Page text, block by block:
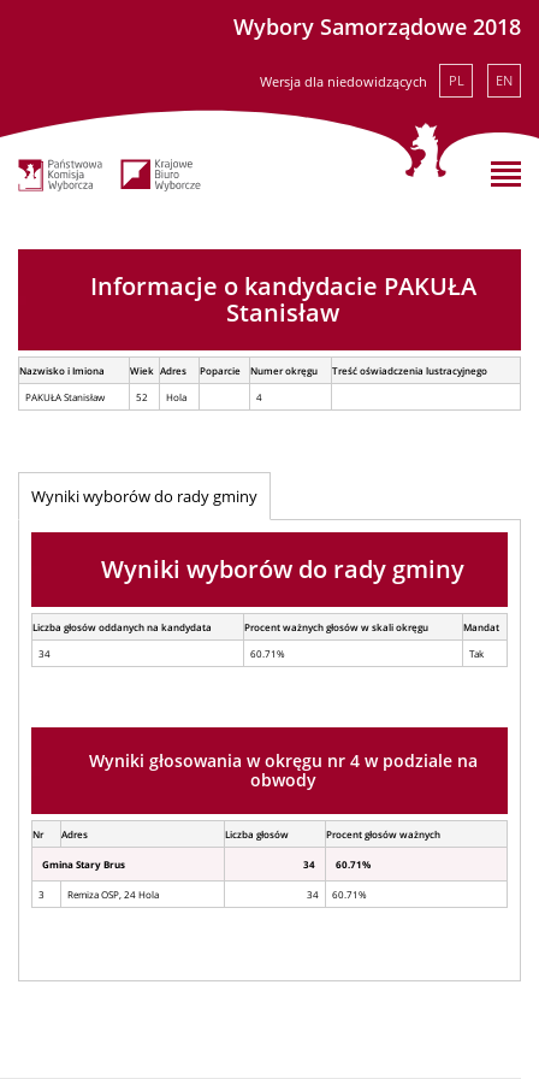
Wybory Samorządowe 2018
Wersja dla niedowidzących PL EN
Informacje o kandydacie PAKUŁA
Stanisław
Nazwisko i Imiona Wiek Adres Poparcie Numer okręgu
Treść oświadczenia lustracyjnego
PAKUŁA Stanisław
52 Hola 4
Wyniki wyborów do rady gminy
Wyniki wyborów do rady gminy
Liczba głosów oddanych na kandydata Procent ważnych głosów w skali okręgu
Mandat
34
60.71% Tak
Wyniki głosowania w okręgu nr 4 w podziale na
obwody
Nr Adres Liczba głosów Procent głosów ważnych
Gmina Stary Brus 34 60.71%
3 Remiza OSP, 24 Hola 34 60.71%